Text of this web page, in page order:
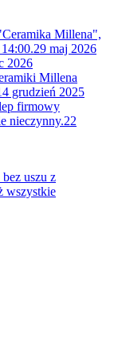
Millena",
29 maj 2026
2026
Millena
grudzień 2025
firmowy
nieczynny.22
uszu z
wszystkie